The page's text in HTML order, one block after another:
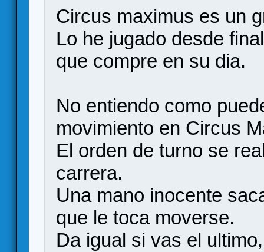
Circus maximus es un
Lo he jugado desde
que compre en su dia.
No entiendo como
movimiento en Circus
El orden de turno se
carrera.
Una mano inocente
que le toca moverse.
Da igual si vas el